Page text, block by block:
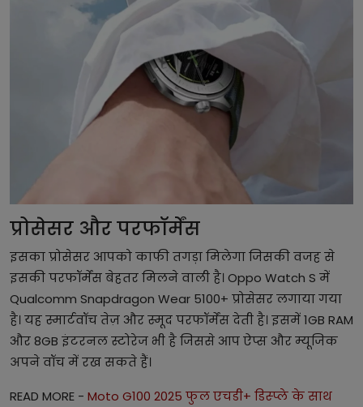
प्रोसेसर और परफॉर्मेंस
इसका प्रोसेसर आपको काफी तगड़ा मिलेगा जिसकी वजह से
इसकी परफॉर्मेंस बेहतर मिलने वाली है। Oppo Watch S में
Qualcomm Snapdragon Wear 5100+ प्रोसेसर लगाया गया
है। यह स्मार्टवॉच तेज़ और स्मूद परफॉर्मेंस देती है। इसमें 1GB RAM
और 8GB इंटरनल स्टोरेज भी है जिससे आप ऐप्स और म्यूजिक
अपने वॉच में रख सकते हैं।
READ MORE - Moto G100 2025 फुल एचडी+ डिस्प्ले के साथ